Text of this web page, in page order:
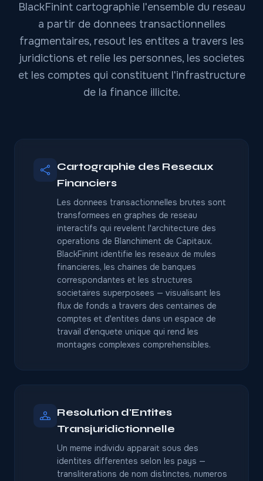
BlackFinint cartographie l'ensemble du reseau
a partir de donnees transactionnelles
fragmentaires, resout les entites a travers les
juridictions et relie les personnes, les societes
et les comptes qui constituent l'infrastructure
de la finance illicite.
Cartographie des Reseaux
Financiers
Les donnees transactionnelles brutes sont
transformees en graphes de reseau
interactifs qui revelent l'architecture des
operations de Blanchiment de Capitaux.
BlackFinint identifie les reseaux de mules
financieres, les chaines de banques
correspondantes et les structures
societaires superposees — visualisant les
flux de fonds a travers des centaines de
comptes et d'entites dans un espace de
travail d'enquete unique qui rend les
montages complexes comprehensibles.
Resolution d'Entites
Transjuridictionnelle
Un meme individu apparait sous des
identites differentes selon les pays —
transliterations de nom distinctes, numeros